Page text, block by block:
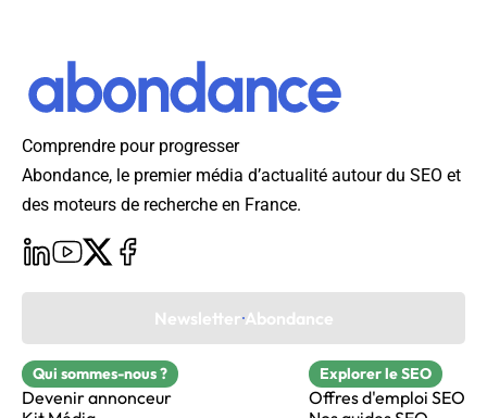
Comprendre pour progresser
Abondance, le premier média d’actualité autour du SEO et
des moteurs de recherche en France.
Newsletter Abondance
Qui sommes-nous ?
Devenir annonceur
Explorer le SEO
Offres d'emploi SEO